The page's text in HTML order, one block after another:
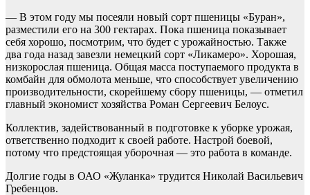
— В этом году мы посеяли новый сорт пшеницы «Буран»,
разместили его на 300 гектарах. Пока пшеница показывает
себя хорошо, посмотрим, что будет с урожайностью. Также
два года назад завезли немецкий сорт «Ликамеро». Хорошая,
низкорослая пшеница. Общая масса поступаемого продукта в
комбайн для обмолота меньше, что способствует увеличению
производительности, скорейшему сбору пшеницы, — отметил
главный экономист хозяйства Роман Сергеевич Белоус.
Коллектив, задействованный в подготовке к уборке урожая,
ответственно подходит к своей работе. Настрой боевой,
потому что предстоящая уборочная — это работа в команде.
Долгие годы в ОАО «Жуланка» трудится Николай Васильевич
Гребенцов.